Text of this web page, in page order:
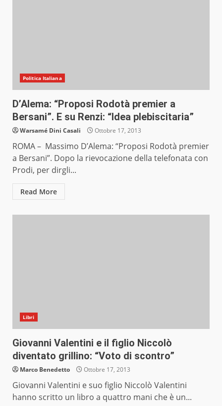
Politica Italiana
D’Alema: “Proposi Rodotà premier a
Bersani”. E su Renzi: “Idea plebiscitaria”
Warsamé Dini Casali Ottobre 17, 2013
ROMA – Massimo D’Alema: “Proposi Rodotà premier
a Bersani”. Dopo la rievocazione della telefonata con
Prodi, per dirgli...
Read More
Libri
Giovanni Valentini e il figlio Niccolò
diventato grillino: “Voto di scontro”
Marco Benedetto Ottobre 17, 2013
Giovanni Valentini e suo figlio Niccolò Valentini
hanno scritto un libro a quattro mani che è un...